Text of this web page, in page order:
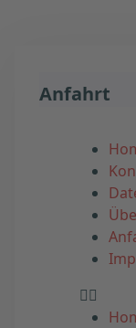
Anfahrt